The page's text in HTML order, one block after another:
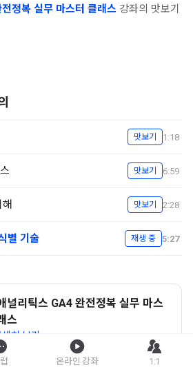
정복 실무 마스터 클래스 강좌의 맛보기
맛보기 1:18
맛보기 6:59
맛보기 2:28
별 기술 재생 중 5:27
널리틱스 GA4 완전정복 실무 마스
스
히 보기
온라인 강좌 1:1